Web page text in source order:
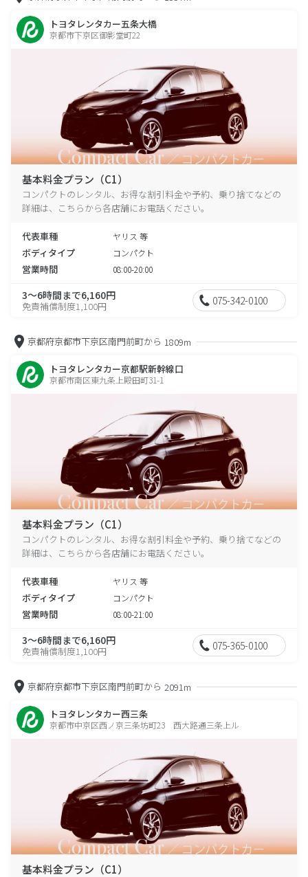
トヨタレンタカー五条大橋
京都市下京区御影堂町22
基本料金プラン（C1）
コンパクトのレンタル、お得な割引料金や予約、乗り捨てなどの
詳細は、こちらから各店舗にお電話ください。
代表車種 ヤリス 等
ボディタイプ コンパクト
営業時間 08:00-20:00
3～6時間まで6,160円
免責補償制度1,100円 075-342-0100
京都府京都市下京区南門前町から 1809m
トヨタレンタカー京都駅新幹線口
京都市南区東九条上殿田町31-1
基本料金プラン（C1）
コンパクトのレンタル、お得な割引料金や予約、乗り捨てなどの
詳細は、こちらから各店舗にお電話ください。
代表車種 ヤリス 等
ボディタイプ コンパクト
営業時間 08:00-21:00
3～6時間まで6,160円
免責補償制度1,100円 075-365-0100
京都府京都市下京区南門前町から 2091m
トヨタレンタカー西三条
京都市中京区西ノ京三条坊町23 西大路通三条上ル
基本料金プラン（C1）